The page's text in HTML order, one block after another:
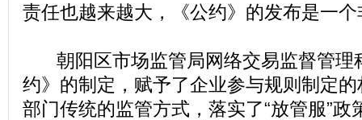
责任也越来越大，《公约》的发布是一
朝阳区市场监管局网络交易监督管理
约》的制定，赋予了企业参与规则制定
部门传统的监管方式，落实了“放管服”政